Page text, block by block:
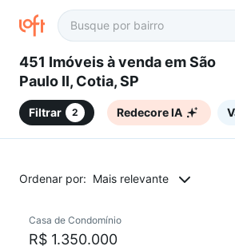
451 Imóveis à venda em São
Paulo II, Cotia, SP
Filtrar 2 Redecore IA
Ordenar por: Mais relevante
Casa de Condomínio
R$ 1.350.000